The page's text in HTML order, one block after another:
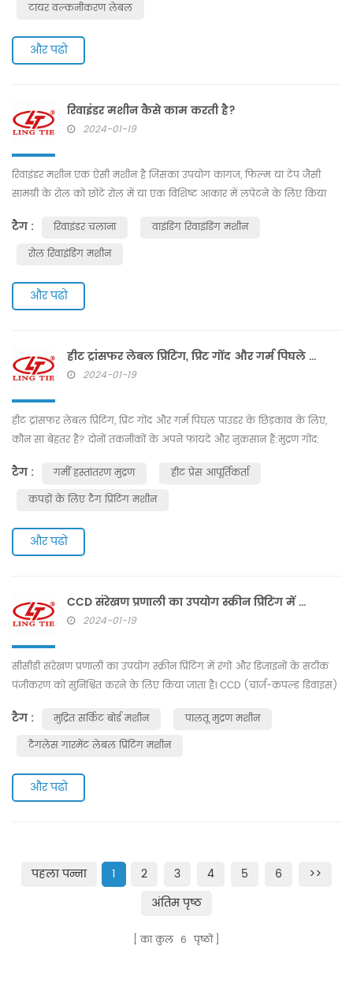
टायर वल्कनीकरण लेबल
और पढो
रिवाइंडर मशीन कैसे काम करती है?
2024-01-19
रिवाइंडर मशीन एक ऐसी मशीन है जिसका उपयोग कागज, फिल्म या टेप जैसी
सामग्री के रोल को छोटे रोल में या एक विशिष्ट आकार में लपेटने के लिए किया
और कोरलेस वाइन्डर शामिल हैं, जिनमें से प्रत्येक थोड़ा अलग तरीके से संचालित
होता है।सामान्य तौर पर, एक रिवाइंडर मशीन में रोलर्स या ड्रम की एक श्रृंखला होती
टैग : रिवाइंडर चलाना
वाइंडिंग रिवाइंडिंग मशीन
रोल रिवाइंडिंग मशीन
और पढो
हीट ट्रांसफर लेबल प्रिंटिंग, प्रिंट गोंद और गर्म पिघले पाउडर के छिड़काव के लिए, कौन सा बेहतर है?
2024-01-19
हीट ट्रांसफर लेबल प्रिंटिंग, प्रिंट गोंद और गर्म पिघल पाउडर के छिड़काव के लिए,
कौन सा बेहतर है? दोनों तकनीकों के अपने फायदे और नुकसान हैं:मुद्रण गोंद:
परिणामस्वरूप उच्च गुणवत्ता वाले और लंबे समय तक चलने वाले प्रिंट प्राप्त हो
सकते हैं। यह सब्सट्रेट्स की एक विस्तृत श्रृंखला के लिए अच्छा आसंजन भी प्रदान
टैग : गर्मी हस्तांतरण मुद्रण
हीट प्रेस आपूर्तिकर्ता
कपड़ों के लिए टैग प्रिंटिंग मशीन
और पढो
CCD संरेखण प्रणाली का उपयोग स्क्रीन प्रिंटिंग में किया जाता है
2024-01-19
सीसीडी संरेखण प्रणाली का उपयोग स्क्रीन प्रिंटिंग में रंगों और डिजाइनों के सटीक
पंजीकरण को सुनिश्चित करने के लिए किया जाता है। CCD (चार्ज-कपल्ड डिवाइस)
लिए किया जाता है। प्रिंटिंग सतह के संबंध में प्रिंटिंग स्क्रीन की सटीक स्थिति
निर्धारित करने के लिए छवियों का सॉफ़्टवेयर द्वारा विश्लेषण किया जाता है। इस
टैग : मुद्रित सर्किट बोर्ड मशीन
पालतू मुद्रण मशीन
टैगलेस गारमेंट लेबल प्रिंटिंग मशीन
और पढो
पहला पन्ना 1 2 3 4 5 6
>>
अंतिम पृष्ठ
का कुल 6 पृष्ठों